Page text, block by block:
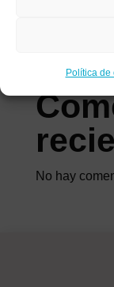
Política de
La
No hay